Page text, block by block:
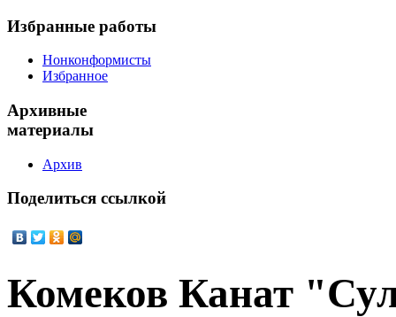
Избранные работы
Нонконформисты
Избранное
Архивные
материалы
Архив
Поделиться ссылкой
Комеков Канат